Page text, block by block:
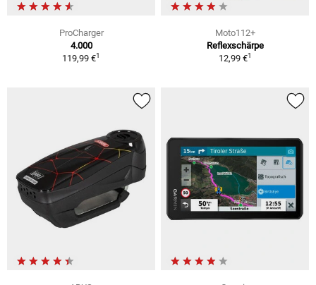
ProCharger
4.000
119,99 €1
Moto112+
Reflexschärpe
12,99 €1